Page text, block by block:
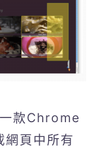
款Chrome
網頁中所有